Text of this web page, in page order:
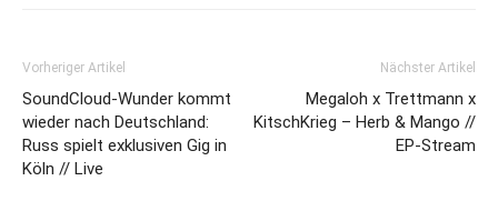
Vorheriger Artikel
SoundCloud-Wunder kommt
wieder nach Deutschland:
Russ spielt exklusiven Gig in
Köln // Live
Nächster Artikel
Megaloh x Trettmann x
KitschKrieg – Herb & Mango //
EP-Stream